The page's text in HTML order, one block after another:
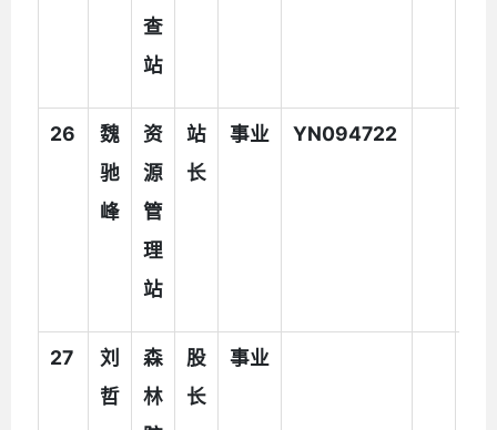
查
站
26
魏
驰
峰
资
源
管
理
站
站
长
事业 YN094722
27
刘
哲
森
林
股
长
事业